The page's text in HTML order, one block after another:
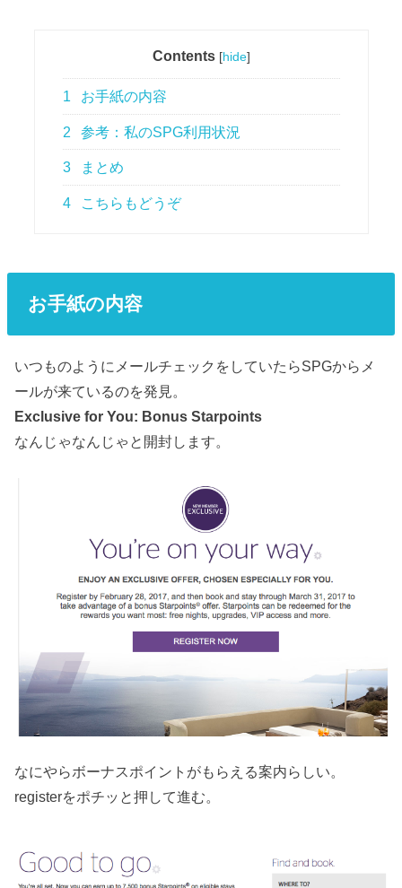
Contents [hide]
1 お手紙の内容
2 参考：私のSPG利用状況
3 まとめ
4 こちらもどうぞ
お手紙の内容
いつものようにメールチェックをしていたらSPGからメ
ールが来ているのを発見。
Exclusive for You: Bonus Starpoints
なんじゃなんじゃと開封します。
なにやらボーナスポイントがもらえる案内らしい。
registerをポチッと押して進む。